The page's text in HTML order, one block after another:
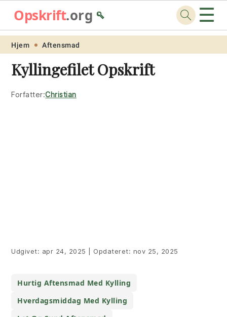
Skip
primary
navigation
Skip
main
content
Skip
primary
sidebar
Skip
footer
Opskrift.org🥄 ☰
Hjem Aftensmad
Kyllingefilet Opskrift
Forfatter:Christian
Udgivet: apr 24, 2025 Opdateret: nov 25, 2025
Hurtig Aftensmad Med Kylling
Hverdagsmiddag Med Kylling